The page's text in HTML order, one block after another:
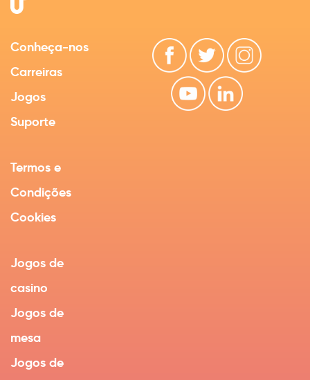
Conheça-nos
Carreiras
Jogos
Suporte
Termos e
Condições
Cookies
Jogos de
casino
Jogos de
mesa
Jogos de